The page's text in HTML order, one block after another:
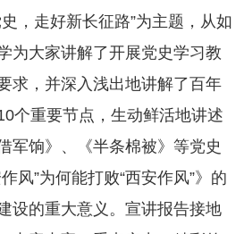
，走好新长征路”为主题，从如
为大家讲解了开展党史学习教
求，并深入浅出地讲解了百年
个重要节点，生动鲜活地讲述
军饷》、《半条棉被》等党史
风”为何能打败“西安作风”》的
设的重大意义。宣讲报告接地